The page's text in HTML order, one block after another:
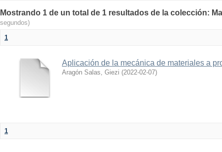
Mostrando 1 de un total de 1 resultados de la colección:
segundos)
1
Aplicación de la mecánica de materiales a
Aragón Salas, Giezi (2022-02-07)
1